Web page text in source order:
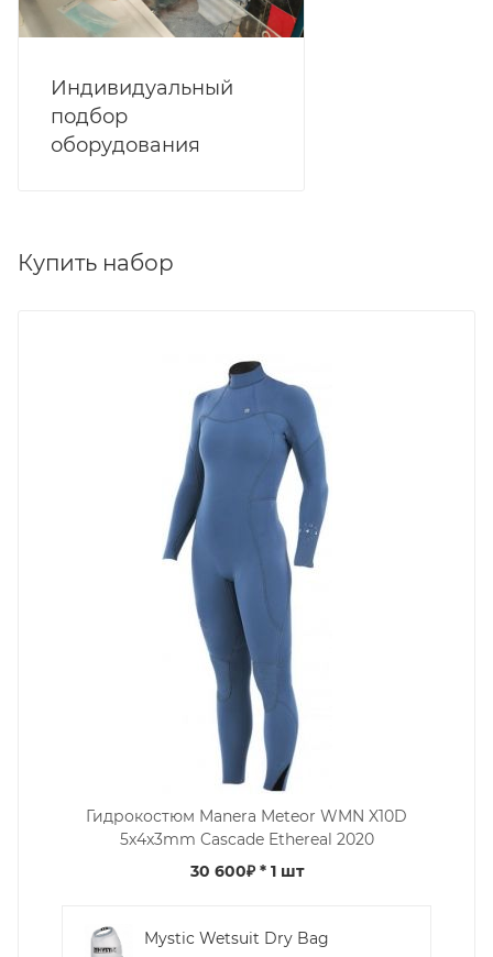
Индивидуальный
подбор
оборудования
Купить набор
Гидрокостюм Manera Meteor WMN X10D
5x4x3mm Cascade Ethereal 2020
30 600₽* 1 шт
Mystic Wetsuit Dry Bag